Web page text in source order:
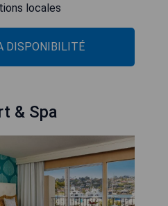
locales
DISPONIBILITÉ
& Spa